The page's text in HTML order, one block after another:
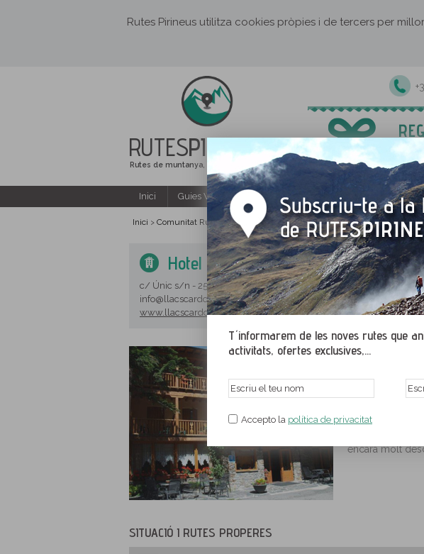
Rutes Pirineus utilitza cookies pròpies i de tercers per
RUTESPIRINEUS
Rutes de muntanya, senderisme i excursions
T´informarem de les noves rutes que
activitats, ofertes exclusives,...
Accepto la política de privacitat
Inici Guies Web i PDF gratuïtes Excursions i activitats
Inici > Comunitat Rutes Pirineus > Hotels i hostals >Hotel LLACS DE
Hotel LLACS DE CARDÓS*
c/ Únic s/n - 25577TAVASCAN
info@llacscardos.com - 973 623 178
www.llacscardos.com
DESCRIPCIÓ
Llacs de
, al
sempre un
encara molt
SITUACIÓ I RUTES PROPERES